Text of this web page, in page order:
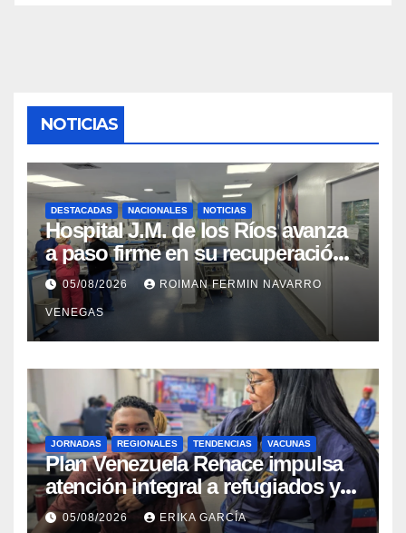
NOTICIAS
DESTACADAS NACIONALES NOTICIAS
Hospital J.M. de los Ríos avanza
a paso firme en su recuperación
tras los recientes eventos
sísmicos
05/08/2026 ROIMAN FERMIN NAVARRO
VENEGAS
JORNADAS REGIONALES TENDENCIAS VACUNAS
​Plan Venezuela Renace impulsa
atención integral a refugiados y
evaluación de vacunación en
05/08/2026 ERIKA GARCÍA